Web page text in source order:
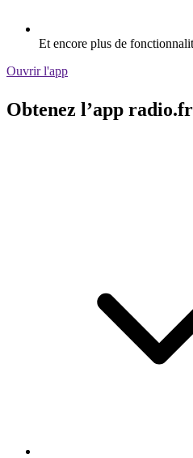
Et encore plus de
Ouvrir l'app
Obtenez l’app